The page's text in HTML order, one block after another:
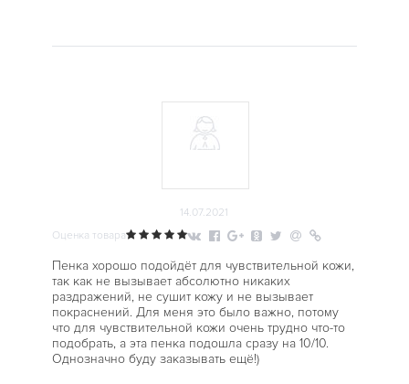
14.07.2021
Оценка товара
Пенка хорошо подойдёт для чувствительной кожи,
так как не вызывает абсолютно никаких
раздражений, не сушит кожу и не вызывает
покраснений. Для меня это было важно, потому
что для чувствительной кожи очень трудно что-то
подобрать, а эта пенка подошла сразу на 10/10.
Однозначно буду заказывать ещё!)